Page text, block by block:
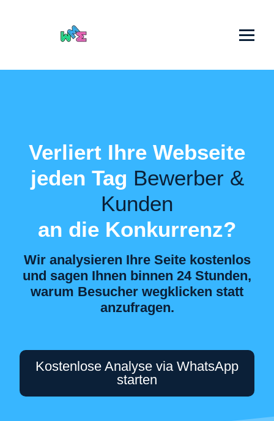
Verliert Ihre Webseite
jeden Tag Bewerber &
Kunden
an die Konkurrenz?
Wir analysieren Ihre Seite kostenlos
und sagen Ihnen binnen 24 Stunden,
warum Besucher wegklicken statt
anzufragen.
Kostenlose Analyse via WhatsApp
starten